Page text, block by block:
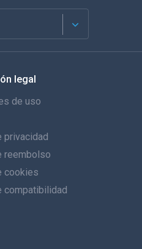
legal
de uso
privacidad
reembolso
cookies
compatibilidad